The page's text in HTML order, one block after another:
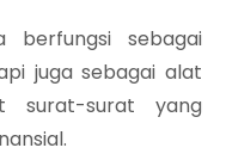
berfungsi sebagai
juga sebagai alat
surat-surat yang